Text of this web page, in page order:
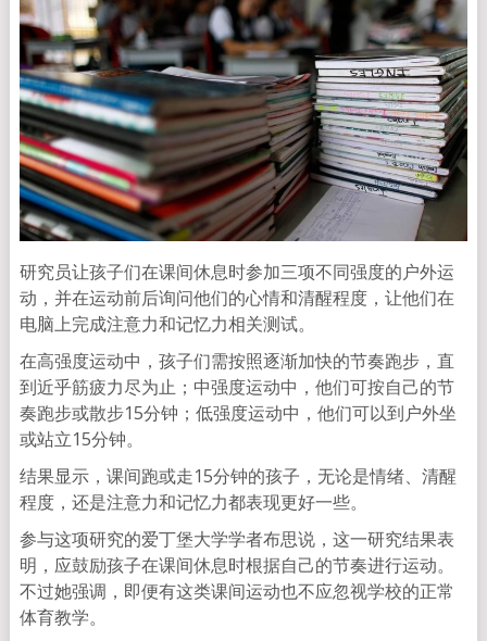
研究员让孩子们在课间休息时参加三项不同强度的户外运
动，并在运动前后询问他们的心情和清醒程度，让他们在
电脑上完成注意力和记忆力相关测试。
在高强度运动中，孩子们需按照逐渐加快的节奏跑步，直
到近乎筋疲力尽为止；中强度运动中，他们可按自己的节
奏跑步或散步15分钟；低强度运动中，他们可以到户外坐
或站立15分钟。
结果显示，课间跑或走15分钟的孩子，无论是情绪、清醒
程度，还是注意力和记忆力都表现更好一些。
参与这项研究的爱丁堡大学学者布思说，这一研究结果表
明，应鼓励孩子在课间休息时根据自己的节奏进行运动。
不过她强调，即便有这类课间运动也不应忽视学校的正常
体育教学。